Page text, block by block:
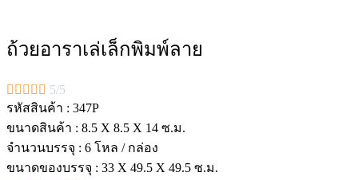
ถ้วยอาราเล่เล็กพิมพ์ลาย
     5/5
รหัสสินค้า : 347P
ขนาดสินค้า : 8.5 X 8.5 X 14 ซ.ม.
จำนวนบรรจุ : 6 โหล / กล่อง
ขนาดของบรรจุ : 33 X 49.5 X 49.5 ซ.ม.